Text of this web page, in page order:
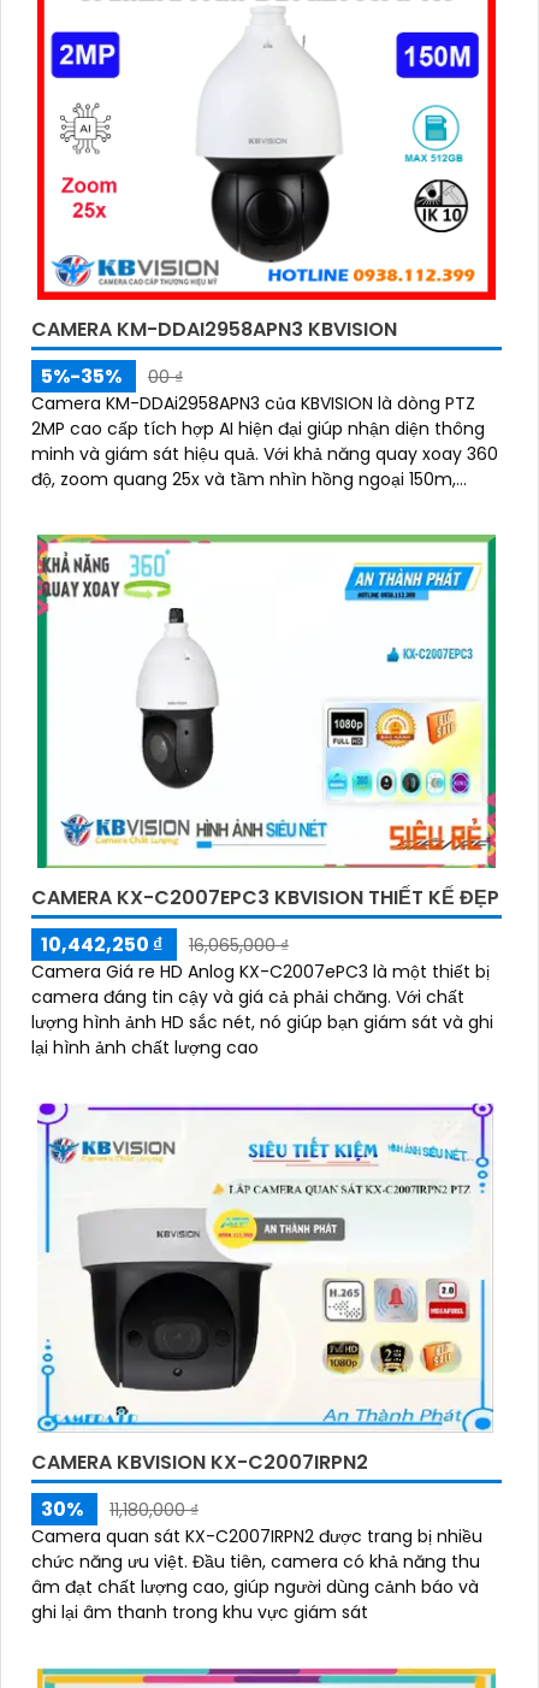
3:"Chúng tôi cam kết cung cấp Camera Kbvision
chính hãng với chiết khấu cao nhất trên thị trường.
Hãy đến với chúng tôi để trải nghiệm dịch vụ tốt nhất
và nhận được sự tư vấn chuyên nghiệp về giải pháp
an ninh cần thiết!"
Hy vọng những câu giới thiệu trên sẽ giúp bạn thành
công trong việc tiếp cận khách hàng và tăng cơ hội
bán hàng của bạn. Nếu có bất kỳ yêu cầu hay câu hỏi
nào khác, bạn có thể chia sẻ để tôi hỗ trợ bạn tốt
hơn!
CAMERA KM-DDAI2958APN3 KBVISION
5%-35%
00 ₫
Camera KM-DDAi2958APN3 của KBVISION là dòng PTZ
2MP cao cấp tích hợp AI hiện đại giúp nhận diện thông
minh và giám sát hiệu quả. Với khả năng quay xoay 360
độ, zoom quang 25x và tầm nhìn hồng ngoại 150m,
CAMERA KX-C2007EPC3 KBVISION THIẾT KẾ ĐẸP
10,442,250 ₫
16,065,000 ₫
Camera Giá re HD Anlog KX-C2007ePC3 là một thiết bị
camera đáng tin cậy và giá cả phải chăng. Với chất
lượng hình ảnh HD sắc nét, nó giúp bạn giám sát và ghi
lại hình ảnh chất lượng cao
CAMERA KBVISION KX-C2007IRPN2
30%
11,180,000 ₫
Camera quan sát KX-C2007IRPN2 được trang bị nhiều
chức năng ưu việt. Đầu tiên, camera có khả năng thu
âm đạt chất lượng cao, giúp người dùng cảnh báo và
ghi lại âm thanh trong khu vực giám sát